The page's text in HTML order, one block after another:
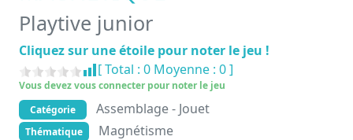
Playtive junior
Cliquez sur une étoile pour noter le jeu !
[ Total : 0 Moyenne : 0]
Vous devez vous connecter pour noter le jeu
Catégorie
Assemblage - Jouet
Thématique Magnétisme